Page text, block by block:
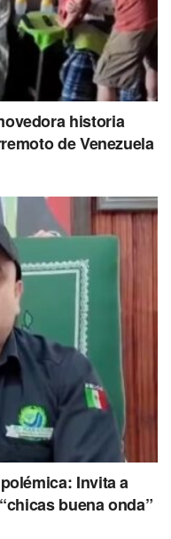
historia
de Venezuela
Invita a
buena onda”